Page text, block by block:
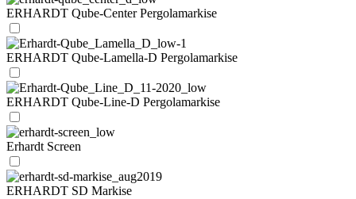
ERHARDT Qube-Center Pergolamarkise
ERHARDT Qube-Lamella-D Pergolamarkise
ERHARDT Qube-Line-D Pergolamarkise
Erhardt Screen
ERHARDT SD Markise